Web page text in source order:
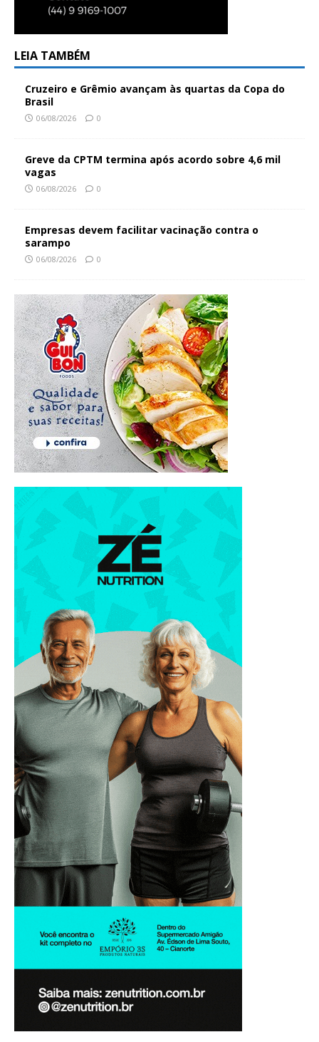
LEIA TAMBÉM
Cruzeiro e Grêmio avançam às quartas da Copa do
Brasil
06/08/2026 0
Greve da CPTM termina após acordo sobre 4,6 mil
vagas
06/08/2026 0
Empresas devem facilitar vacinação contra o
sarampo
06/08/2026 0